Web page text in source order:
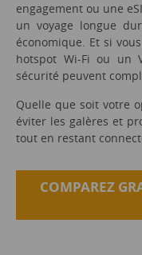
engagement ou une
un voyage longue
économique. Et si
hotspot Wi-Fi ou un
sécurité peuvent
Quelle que soit votre
éviter les galères et
tout en restant
COMPAREZ